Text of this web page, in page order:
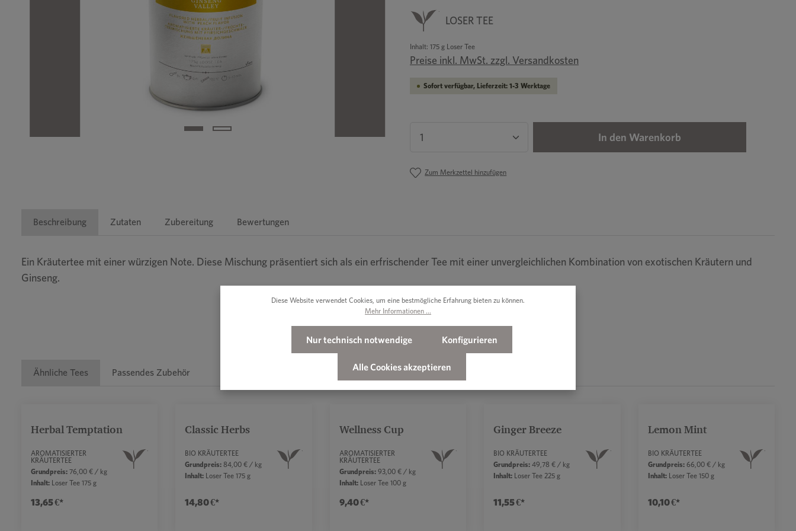
LOSER TEE
Inhalt: 175 g Loser Tee
Preise inkl. MwSt. zzgl. Versandkosten
Sofort verfügbar, Lieferzeit: 1-3 Werktage
Produkt Anzahl: Gib den gewünschten Wert ein oder benutze
In den Warenkorb
Zum Merkzettel hinzufügen
Beschreibung Zutaten Zubereitung Bewertungen
Ein Kräutertee mit einer würzigen Note. Diese Mischung präsentiert sich als ein erfrischender Tee mit einer unvergleichlichen Kombination von exotischen Kräutern und
Ginseng.
Ähnliche Tees Passendes Zubehör
Herbal Temptation
AROMATISIERTER
KRÄUTERTEE
Grundpreis: 76,00 € / kg
Inhalt: Loser Tee 175 g
13,65 €*
Classic Herbs
BIO KRÄUTERTEE
Grundpreis: 84,00 € / kg
Inhalt: Loser Tee 175 g
14,80 €*
Wellness Cup
AROMATISIERTER
KRÄUTERTEE
Grundpreis:93,00 € / kg
Inhalt:Loser Tee 100 g
9,40 €*
Ginger Breeze
BIO KRÄUTERTEE
Grundpreis: 49,78 € / kg
Inhalt: Loser Tee 225 g
11,55 €*
Lemon Mint
BIO KRÄUTERTEE
Grundpreis:66,00 € / kg
Inhalt:Loser Tee 150 g
10,10 €*
Diese Website verwendet Cookies, um eine bestmögliche Erfahrung bieten zu können.
Mehr Informationen ...
Nur technisch notwendige Konfigurieren
Alle Cookies akzeptieren